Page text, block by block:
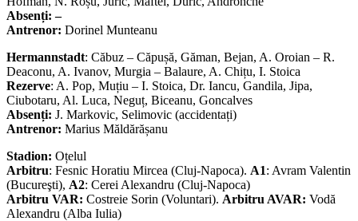
Absenți: –
Antrenor: Dorinel Munteanu
Hermannstadt: Căbuz – Căpușă, Găman, Bejan, A. Oroian – R.
Deaconu, A. Ivanov, Murgia – Balaure, A. Chițu, I. Stoica
Rezerve: A. Pop, Muțiu – I. Stoica, Dr. Iancu, Gandila, Jipa,
Ciubotaru, Al. Luca, Neguț, Biceanu, Goncalves
Absenți: J. Markovic, Selimovic (accidentați)
Antrenor: Marius Măldărășanu
Stadion: Oțelul
Arbitru: Fesnic Horatiu Mircea (Cluj-Napoca). A1: Avram Valentin
(Bucureşti), A2: Cerei Alexandru (Cluj-Napoca)
Arbitru VAR: Costreie Sorin (Voluntari). Arbitru AVAR: Vodă
Alexandru (Alba Iulia)